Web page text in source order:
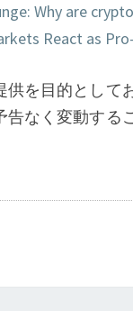
Why are
React as
供を目的として
告なく変動する